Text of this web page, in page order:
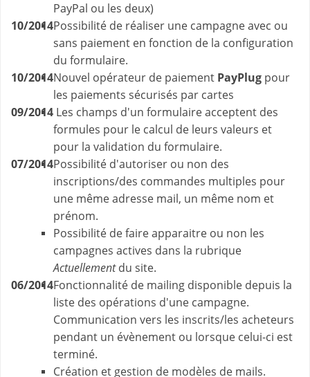
PayPal ou les deux)
10/2014Possibilité de réaliser une campagne avec ou
sans paiement en fonction de la configuration
du formulaire.
10/2014Nouvel opérateur de paiement PayPlug pour
les paiements sécurisés par cartes
09/2014 Les champs d'un formulaire acceptent des
formules pour le calcul de leurs valeurs et
pour la validation du formulaire.
07/2014Possibilité d'autoriser ou non des
inscriptions/des commandes multiples pour
une même adresse mail, un même nom et
prénom.
Possibilité de faire apparaitre ou non les
campagnes actives dans la rubrique
Actuellementdu site.
06/2014Fonctionnalité de mailing disponible depuis la
liste des opérations d'une campagne.
Communication vers les inscrits/les acheteurs
pendant un évènement ou lorsque celui-ci est
terminé.
Création et gestion de modèles de mails.